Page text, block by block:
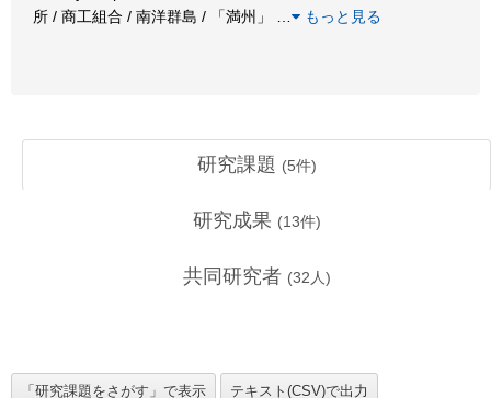
所 / 商工組合 / 南洋群島 / 「満州」
もっと見る
研究課題 (5件)
研究成果 (13件)
共同研究者 (32 人)